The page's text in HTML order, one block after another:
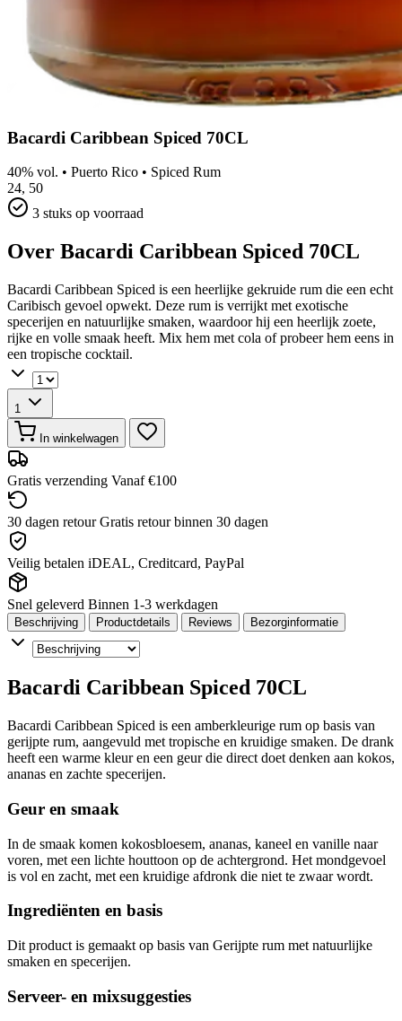
Bacardi Caribbean Spiced 70CL
40% vol. • Puerto Rico • Spiced Rum
24, 50
3 stuks op voorraad
Over Bacardi Caribbean Spiced 70CL
Bacardi Caribbean Spiced is een heerlijke gekruide rum die een echt
Caribisch gevoel opwekt. Deze rum is verrijkt met exotische
specerijen en natuurlijke smaken, waardoor hij een heerlijk zoete,
rijke en volle smaak heeft. Mix hem met cola of probeer hem eens in
een tropische cocktail.
1
In winkelwagen
Gratis verzending Vanaf €100
30 dagen retour Gratis retour binnen 30 dagen
Veilig betalen iDEAL, Creditcard, PayPal
Snel geleverd Binnen 1-3 werkdagen
Beschrijving Productdetails Reviews Bezorginformatie
Bacardi Caribbean Spiced 70CL
Bacardi Caribbean Spiced is een amberkleurige rum op basis van
gerijpte rum, aangevuld met tropische en kruidige smaken. De drank
heeft een warme kleur en een geur die direct doet denken aan kokos,
ananas en zachte specerijen.
Geur en smaak
In de smaak komen kokosbloesem, ananas, kaneel en vanille naar
voren, met een lichte houttoon op de achtergrond. Het mondgevoel
is vol en zacht, met een kruidige afdronk die niet te zwaar wordt.
Ingrediënten en basis
Dit product is gemaakt op basis van Gerijpte rum met natuurlijke
smaken en specerijen.
Serveer- en mixsuggesties